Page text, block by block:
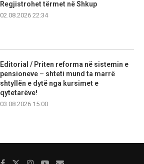
Regjistrohet tërmet në Shkup
02.08.2026 22:34
Editorial / Priten reforma në sistemin e
pensioneve – shteti mund ta marrë
shtyllën e dytë nga kursimet e
qytetarëve!
03.08.2026 15:00